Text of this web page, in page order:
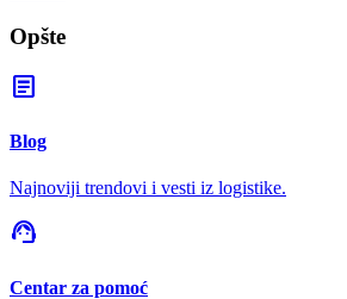
Opšte
article
Blog
Najnoviji trendovi i vesti iz logistike.
support_agent
Centar za pomoć